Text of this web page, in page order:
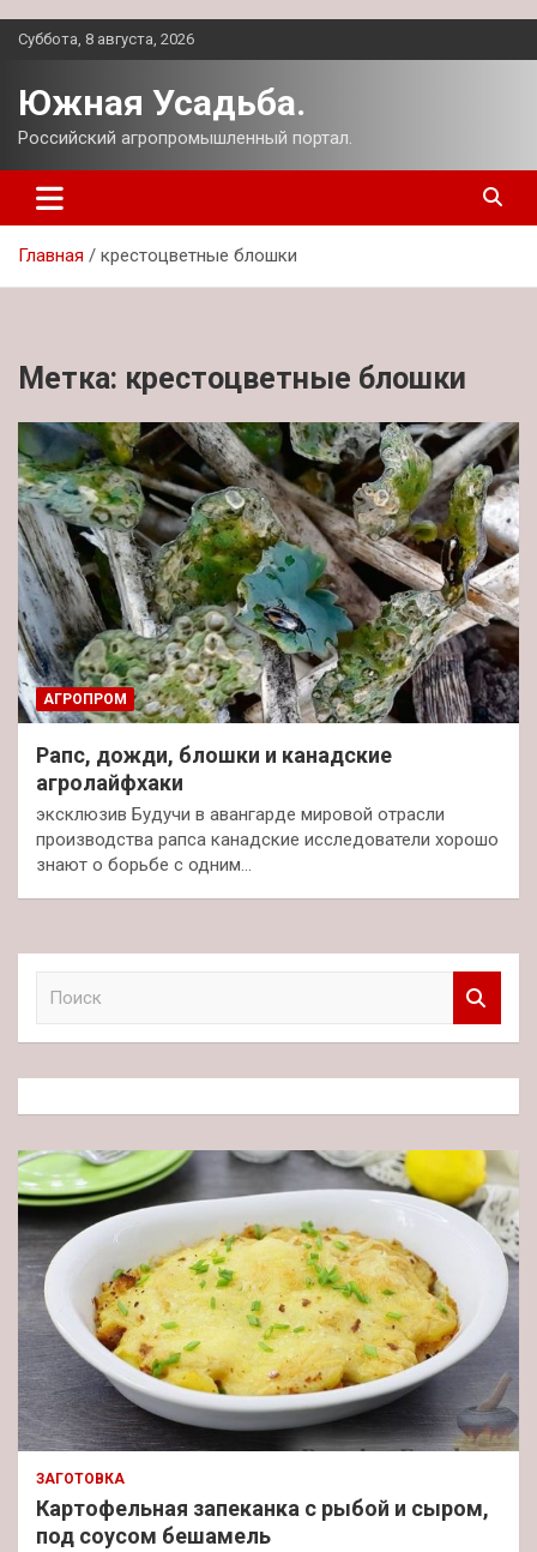
Перейти
Суббота, 8 августа, 2026
Южная Усадьба.
Российский агропромышленный портал.
Главная крестоцветные блошки
Метка: крестоцветные блошки
АГРОПРОМ
Рапс, дожди, блошки и канадские
агролайфхаки
эксклюзив Будучи в авангарде мировой отрасли
производства рапса канадские исследователи хорошо
знают о борьбе с одним…
к
ЗАГОТОВКА
Картофельная запеканка с рыбой и сыром,
под соусом бешамель